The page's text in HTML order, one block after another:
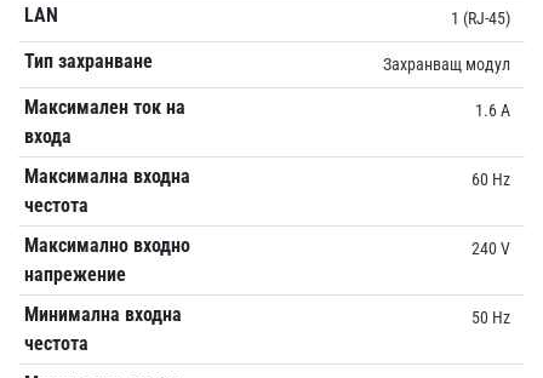
LAN 1 (RJ-45)
Тип захранване Захранващ модул
Максимален ток на
входа
1.6 A
Максимална входна
честота
60 Hz
Максимално входно
напрежение
240 V
Минимална входна
честота
50 Hz